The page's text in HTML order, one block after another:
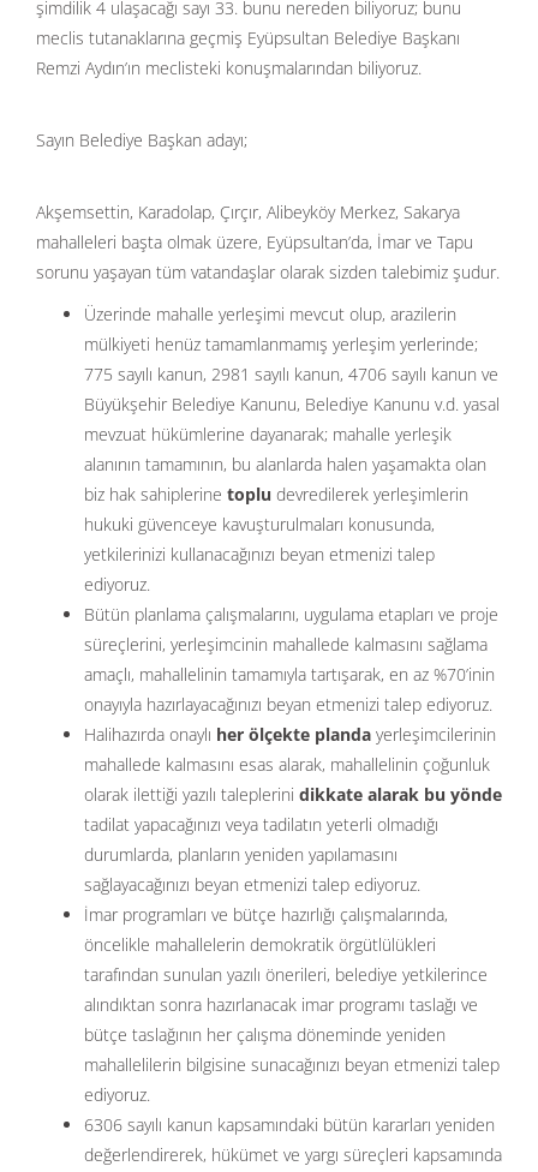
şimdilik 4 ulaşacağı sayı 33. bunu nereden biliyoruz; bunu
meclis tutanaklarına geçmiş Eyüpsultan Belediye Başkanı
Remzi Aydın’ın meclisteki konuşmalarından biliyoruz.
Sayın Belediye Başkan adayı;
Akşemsettin, Karadolap, Çırçır, Alibeyköy Merkez, Sakarya
mahalleleri başta olmak üzere, Eyüpsultan’da, İmar ve Tapu
sorunu yaşayan tüm vatandaşlar olarak sizden talebimiz şudur.
Üzerinde mahalle yerleşimi mevcut olup, arazilerin
mülkiyeti henüz tamamlanmamış yerleşim yerlerinde;
775 sayılı kanun, 2981 sayılı kanun, 4706 sayılı kanun ve
Büyükşehir Belediye Kanunu, Belediye Kanunu v.d. yasal
mevzuat hükümlerine dayanarak; mahalle yerleşik
alanının tamamının, bu alanlarda halen yaşamakta olan
biz hak sahiplerine toplu devredilerek yerleşimlerin
hukuki güvenceye kavuşturulmaları konusunda,
yetkilerinizi kullanacağınızı beyan etmenizi talep
ediyoruz.
Bütün planlama çalışmalarını, uygulama etapları ve proje
süreçlerini, yerleşimcinin mahallede kalmasını sağlama
amaçlı, mahallelinin tamamıyla tartışarak, en az %70’inin
onayıyla hazırlayacağınızı beyan etmenizi talep ediyoruz.
Halihazırda onaylı her ölçekte planda yerleşimcilerinin
mahallede kalmasını esas alarak, mahallelinin çoğunluk
olarak ilettiği yazılı taleplerini dikkate alarak bu yönde
tadilat yapacağınızı veya tadilatın yeterli olmadığı
durumlarda, planların yeniden yapılamasını
sağlayacağınızı beyan etmenizi talep ediyoruz.
İmar programları ve bütçe hazırlığı çalışmalarında,
öncelikle mahallelerin demokratik örgütlülükleri
tarafından sunulan yazılı önerileri, belediye yetkilerince
alındıktan sonra hazırlanacak imar programı taslağı ve
bütçe taslağının her çalışma döneminde yeniden
mahallelilerin bilgisine sunacağınızı beyan etmenizi talep
ediyoruz.
6306 sayılı kanun kapsamındaki bütün kararları yeniden
değerlendirerek, hükümet ve yargı süreçleri kapsamında